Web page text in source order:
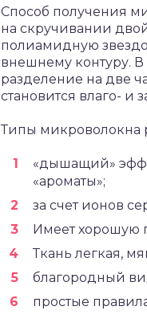
Способ получения
на скручивании
полиамидную
внешнему контуру. В
разделение на две
становится влаго- и
Типы микроволокна
«дышащий»
«ароматы»;
за счет ионов
Имеет хорошую
Ткань легкая,
благородный
простые